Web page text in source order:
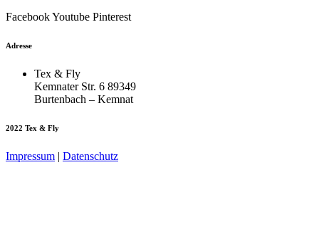
FacebookYoutube Pinterest
Adresse
Tex & Fly
Kemnater Str. 6 89349
Burtenbach – Kemnat
2022 Tex & Fly
Impressum | Datenschutz